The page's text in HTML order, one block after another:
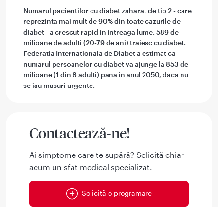
Numarul pacientilor cu diabet zaharat de tip 2 - care
reprezinta mai mult de 90% din toate cazurile de
diabet - a crescut rapid in intreaga lume. 589 de
milioane de adulti (20-79 de ani) traiesc cu diabet.
Federatia Internationala de Diabet a estimat ca
numarul persoanelor cu diabet va ajunge la 853 de
milioane (1 din 8 adulti) pana in anul 2050, daca nu
se iau masuri urgente.
Contactează-ne!
Ai simptome care te supără? Solicită chiar
acum un sfat medical specializat.
Solicită o programare